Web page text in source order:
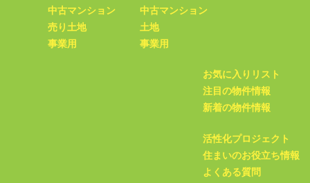
中古マンション
売り土地
事業用
中古マンション
土地
事業用
お気に入りリスト
注目の物件情報
新着の物件情報
活性化プロジェクト
住まいのお役立ち情報
よくある質問